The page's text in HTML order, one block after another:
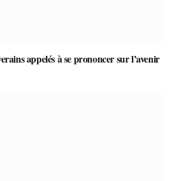
appelés à se prononcer sur l’avenir